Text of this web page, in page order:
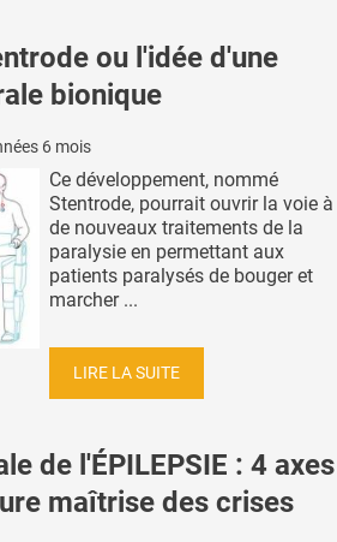
ou l'idée d'une
bionique
6 mois
Ce développement, nommé
Stentrode, pourrait ouvrir la voie à
de nouveaux traitements de la
paralysie en permettant aux
patients paralysés de bouger et
marcher ...
LIRE LA SUITE
de l'ÉPILEPSIE : 4 axes
maîtrise des crises